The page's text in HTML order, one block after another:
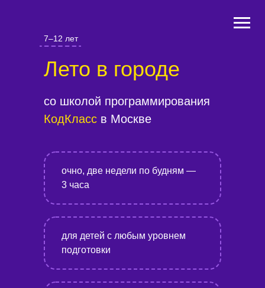
Лето в городе
очно, две недели по будням —
3 часа
со школой программирования
КодКласс в Москве
для детей с любым уровнем
подготовки
7–12 лет